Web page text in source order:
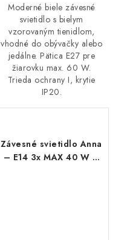
Moderné biele závesné
svietidlo s bielym
vzorovaným tienidlom,
vhodné do obývačky alebo
jedálne. Pätica E27 pre
žiarovku max. 60 W.
Trieda ochrany I, krytie
IP20.
Závesné svietidlo Anna
– E14 3x MAX 40 W –